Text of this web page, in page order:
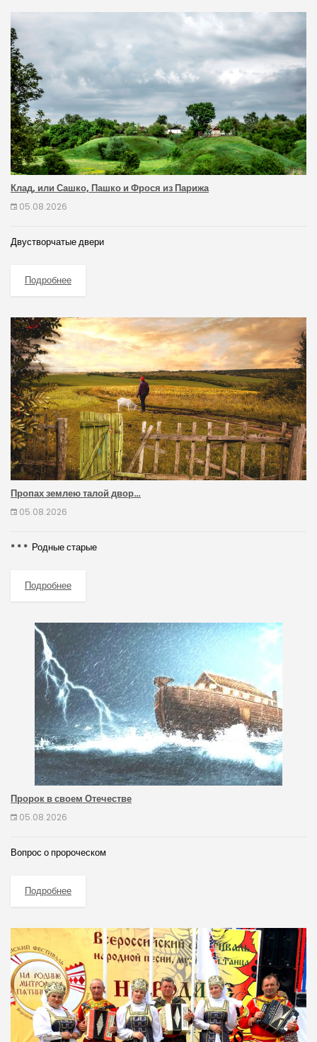
Клад, или Сашко, Пашко и Фрося из Парижа
05.08.2026
Двустворчатые двери
Подробнее
Пропах землею талой двор…
05.08.2026
* * * Родные старые
Подробнее
Пророк в своем Отечестве
05.08.2026
Вопрос о пророческом
Подробнее